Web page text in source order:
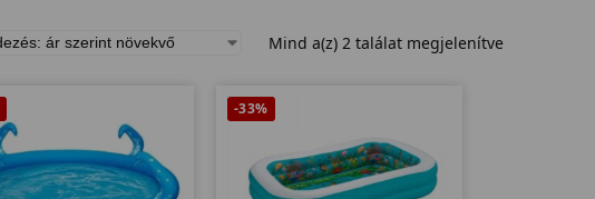
Mind a(z) 2 találat megjelenítve
-33%